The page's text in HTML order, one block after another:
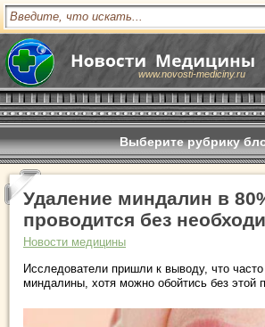
www.novosti-mediciny.ru
Выберите рубрику
Удаление миндалин в
проводится без
Новости медицины
Исследователи пришли к выводу, что
миндалины, хотя можно обойтись без этой